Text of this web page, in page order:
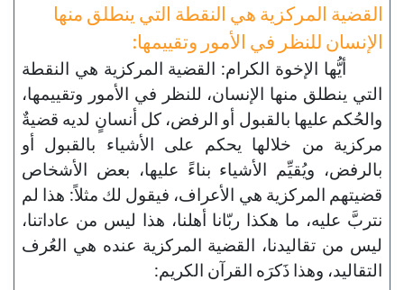
القضية المركزية هي النقطة التي ينطلق منها
الإنسان للنظر في الأمور وتقييمها:
أيُّها الإخوة الكرام: القضية المركزية هي النقطة
التي ينطلق منها الإنسان، للنظر في الأمور وتقييمها،
والحُكم عليها بالقبول أو الرفض، كل أنسانٍ لديه قضيةٌ
مركزية من خلالها يحكم على الأشياء بالقبول أو
بالرفض، ويُقيِّم الأشياء بناءً عليها، بعض الأشخاص
قضيتهم المركزية هي الأعراف، فيقول لك مثلاً: هذا لم
نتربَّ عليه، ما هكذا ربّانا أهلنا، هذا ليس من عاداتنا،
ليس من تقاليدنا، القضية المركزية عنده هي العُرف
التقاليد، وهذا ذَكرَه القرآن الكريم: